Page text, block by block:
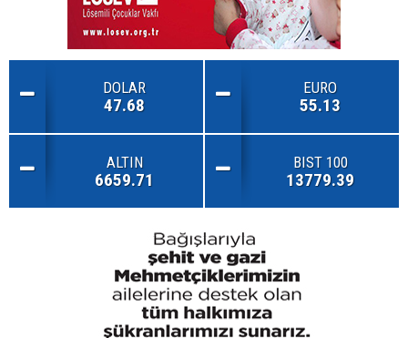
DOLAR
47.68
EURO
55.13
ALTIN
6659.71
BIST 100
13779.39